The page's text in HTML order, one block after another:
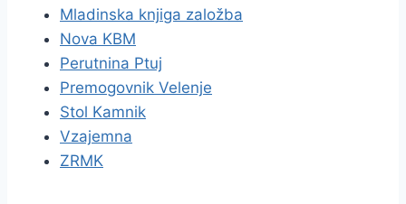
Mladinska knjiga založba
Nova KBM
Perutnina Ptuj
Premogovnik Velenje
Stol Kamnik
Vzajemna
ZRMK